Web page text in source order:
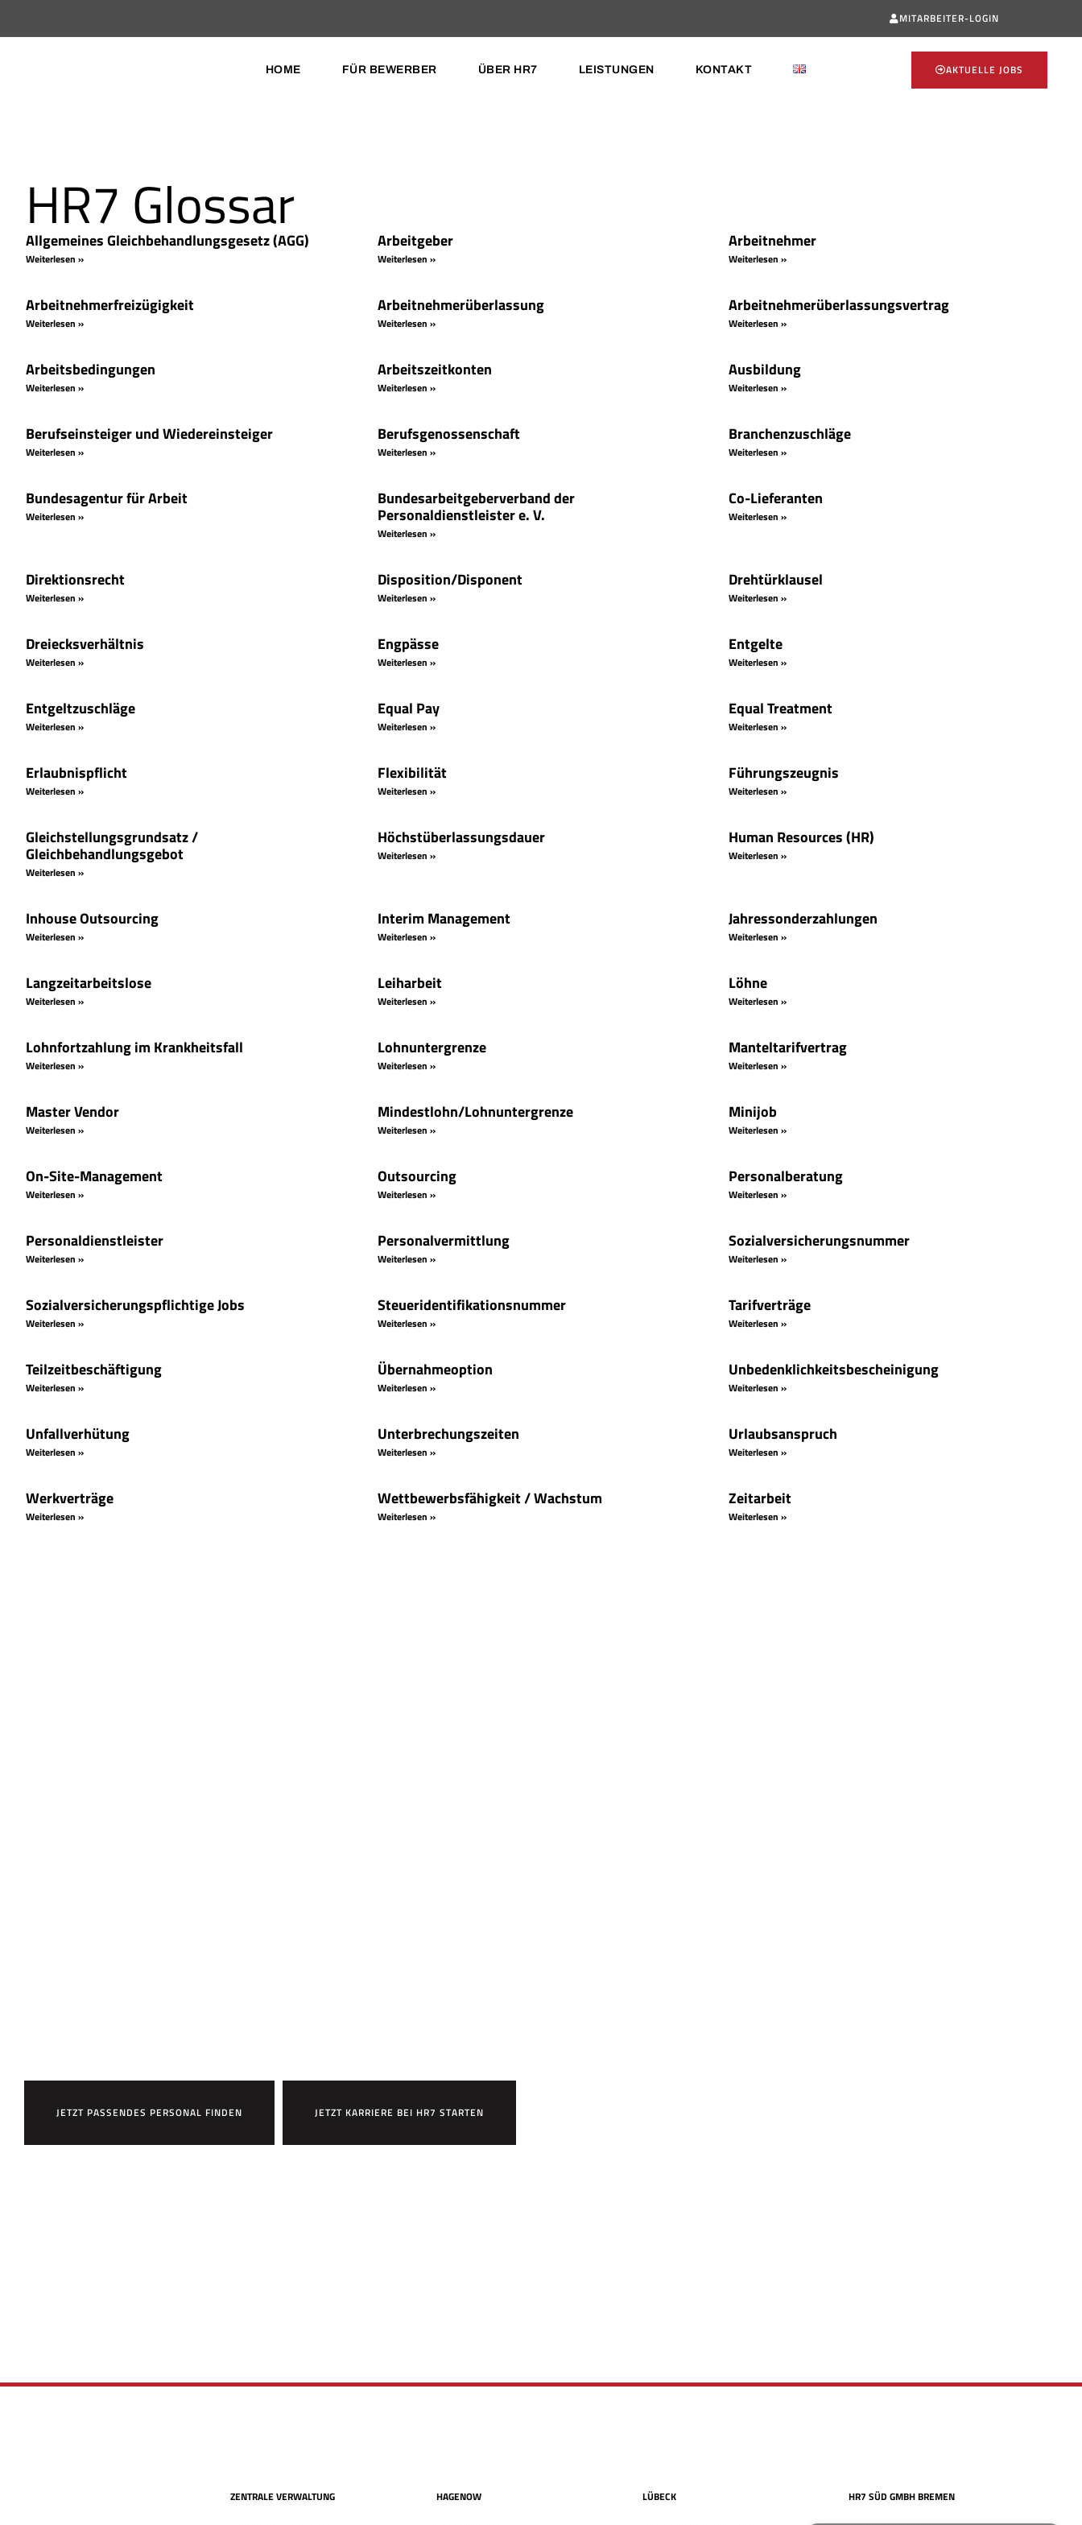
MITARBEITER-LOGIN
HOME FÜR BEWERBER ÜBER HR7 LEISTUNGEN KONTAKT AKTUELLE JOBS
HR7 Glossar
Allgemeines Gleichbehandlungsgesetz (AGG)
Weiterlesen »
Arbeitgeber
Weiterlesen »
Arbeitnehmer
Weiterlesen »
Arbeitnehmerfreizügigkeit
Weiterlesen »
Arbeitnehmerüberlassung
Weiterlesen »
Arbeitnehmerüberlassungsvertrag
Weiterlesen »
Arbeitsbedingungen
Weiterlesen »
Arbeitszeitkonten
Weiterlesen »
Ausbildung
Weiterlesen »
Berufseinsteiger und Wiedereinsteiger
Weiterlesen »
Berufsgenossenschaft
Weiterlesen »
Branchenzuschläge
Weiterlesen »
Bundesagentur für Arbeit
Weiterlesen »
Bundesarbeitgeberverband der
Personaldienstleister e. V.
Weiterlesen »
Co-Lieferanten
Weiterlesen »
Direktionsrecht
Weiterlesen »
Disposition/Disponent
Weiterlesen »
Drehtürklausel
Weiterlesen »
Dreiecksverhältnis
Weiterlesen »
Engpässe
Weiterlesen »
Entgelte
Weiterlesen »
Entgeltzuschläge
Weiterlesen »
Equal Pay
Weiterlesen »
Equal Treatment
Weiterlesen »
Erlaubnispflicht
Weiterlesen »
Flexibilität
Weiterlesen »
Führungszeugnis
Weiterlesen »
Gleichstellungsgrundsatz /
Gleichbehandlungsgebot
Weiterlesen »
Höchstüberlassungsdauer
Weiterlesen »
Human Resources (HR)
Weiterlesen »
Inhouse Outsourcing
Weiterlesen »
Interim Management
Weiterlesen »
Jahressonderzahlungen
Weiterlesen »
Langzeitarbeitslose
Weiterlesen »
Leiharbeit
Weiterlesen »
Löhne
Weiterlesen »
Lohnfortzahlung im Krankheitsfall
Weiterlesen »
Lohnuntergrenze
Weiterlesen »
Manteltarifvertrag
Weiterlesen »
Master Vendor
Weiterlesen »
Mindestlohn/Lohnuntergrenze
Weiterlesen »
Minijob
Weiterlesen »
On-Site-Management
Weiterlesen »
Outsourcing
Weiterlesen »
Personalberatung
Weiterlesen »
Personaldienstleister
Weiterlesen »
Personalvermittlung
Weiterlesen »
Sozialversicherungsnummer
Weiterlesen »
Sozialversicherungspflichtige Jobs
Weiterlesen »
Steueridentifikationsnummer
Weiterlesen »
Tarifverträge
Weiterlesen »
Teilzeitbeschäftigung
Weiterlesen »
Übernahmeoption
Weiterlesen »
Unbedenklichkeitsbescheinigung
Weiterlesen »
Unfallverhütung
Weiterlesen »
Unterbrechungszeiten
Weiterlesen »
Urlaubsanspruch
Weiterlesen »
Werkverträge
Weiterlesen »
Wettbewerbsfähigkeit / Wachstum
Weiterlesen »
Zeitarbeit
Weiterlesen »
JETZT PASSENDES PERSONAL FINDEN JETZT KARRIERE BEI HR7 STARTEN
ZENTRALE VERWALTUNG HAGENOW LÜBECK HR7 SÜD GMBH BREMEN
Wohnort / PLZ